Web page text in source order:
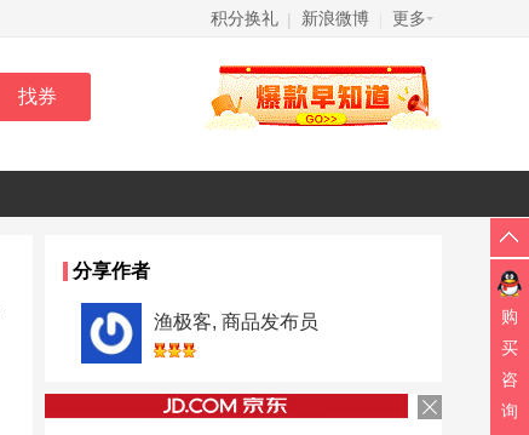
积分换礼 | 新浪微博 更多
分享作者
渔极客, 商品发布员
购
买
咨
询